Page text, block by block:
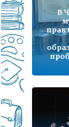
В